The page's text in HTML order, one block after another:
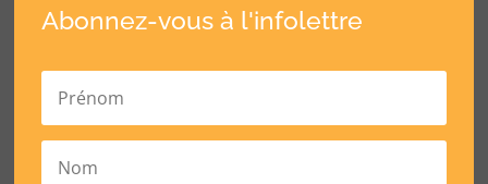
Abonnez-vous à l'infolettre